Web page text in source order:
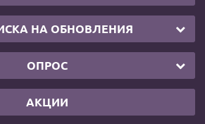
НА ОБНОВЛЕНИЯ
ОПРОС
АКЦИИ